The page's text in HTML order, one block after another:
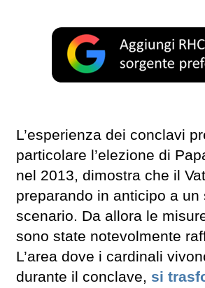
L’esperienza dei conclavi
particolare l’elezione di
nel 2013, dimostra che il
preparando in anticipo a un
scenario. Da allora le
sono state notevolmente
L’area dove i cardinali
durante il conclave, si